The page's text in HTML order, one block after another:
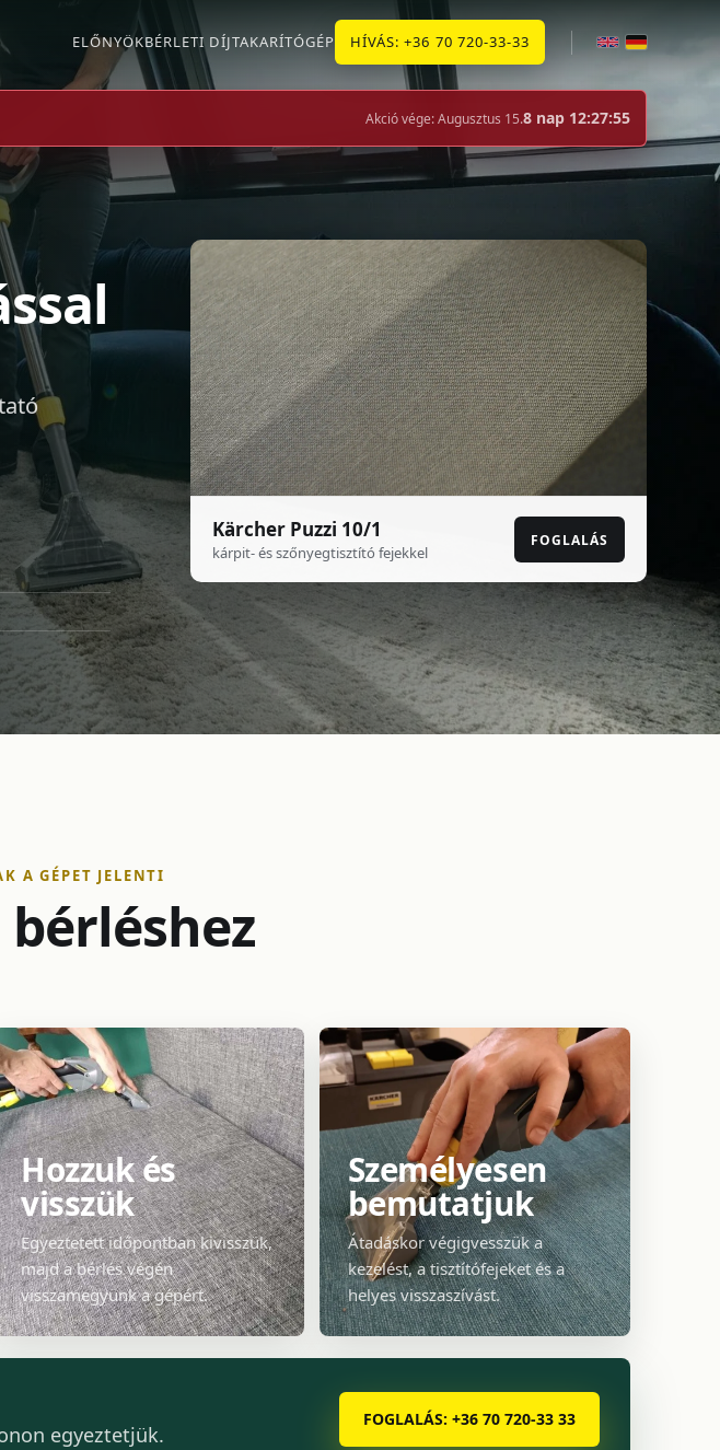
ELŐNYÖKBÉRLETI DÍJTAKARÍTÓGÉP HÍVÁS: +36 70 720-33-33
Akció vége: Augusztus 15.8 nap 12:27:53
Kärcher Puzzi 10/1
kárpit- és szőnyegtisztító fejekkel
FOGLALÁS
A GÉPET JELENTI
bérléshez
Hozzuk és
visszük
Egyeztetett időpontban kivisszük,
majd a bérlés végén
visszamegyünk a gépért.
Személyesen
bemutatjuk
Átadáskor végigvesszük a
kezelést, a tisztítófejeket és a
helyes visszaszívást.
egyeztetjük.
FOGLALÁS: +36 70 720-33 33